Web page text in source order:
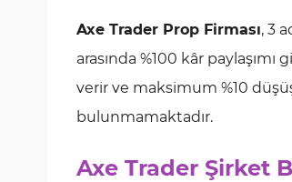
Axe Trader Prop Firması, 3
arasında %100 kâr
verir ve maksimum %10
bulunmamaktadır.
Axe Trader Şirket